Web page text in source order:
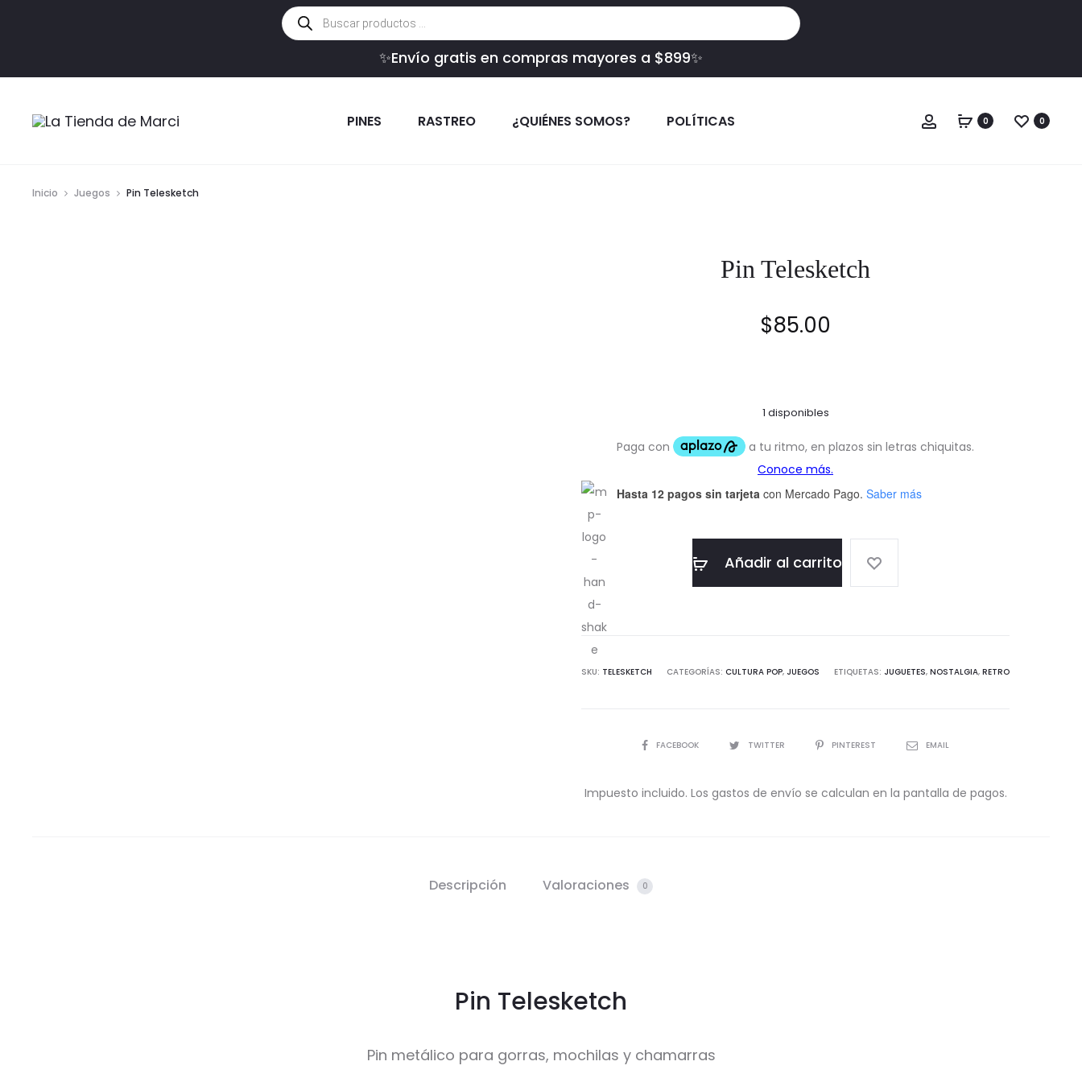
Búsqueda
de
productos
✨Envío gratis en compras mayores a $899✨
PINES RASTREO ¿QUIÉNES SOMOS? POLÍTICAS Cuenta
0 0
Inicio Juegos Pin Telesketch
Pin Telesketch
$85.00
1 disponibles
Hasta 12 pagos sin tarjeta con Mercado Pago. Saber más
Añadir al carrito
SKU: TELESKETCH CATEGORÍAS: CULTURA POP, JUEGOS ETIQUETAS: JUGUETES, NOSTALGIA, RETRO
COMPARTIR
FACEBOOK TWITTER PINTEREST EMAIL
Impuesto incluido. Los gastos de envío se calculan en la pantalla de pagos.
Descripción Valoraciones 0
Pin Telesketch
Pin metálico para gorras, mochilas y chamarras